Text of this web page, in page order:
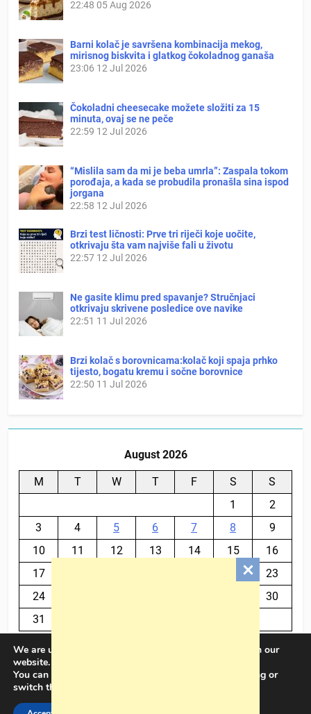
22:48 05 Aug 2026
Barni kolač je savršena kombinacija mekog,
mirisnog biskvita i glatkog čokoladnog ganaša
23:06 12 Jul 2026
Čokoladni cheesecake možete složiti za 15
minuta, ovaj se ne peče
22:59 12 Jul 2026
“Mislila sam da mi je beba umrla”: Zaspala tokom
porođaja, a kada se probudila pronašla sina ispod
jorgana
22:58 12 Jul 2026
Brzi test ličnosti: Prve tri riječi koje uočite,
otkrivaju šta vam najviše fali u životu
22:57 12 Jul 2026
Ne gasite klimu pred spavanje? Stručnjaci
otkrivaju skrivene posledice ove navike
22:51 11 Jul 2026
Brzi kolač s borovnicama:kolač koji spaja prhko
tijesto, bogatu kremu i sočne borovnice
22:50 11 Jul 2026
August 2026
M T W T F S
S
1
2
3
4 5 6 7 8
9
10
11 12 13 14 15
16
17
23
24
30
31
BalkanPlus 2024© Powered By
We are using cookies to give you the best experience on our
website.
You can find out more about which cookies we are using or
switch them off in